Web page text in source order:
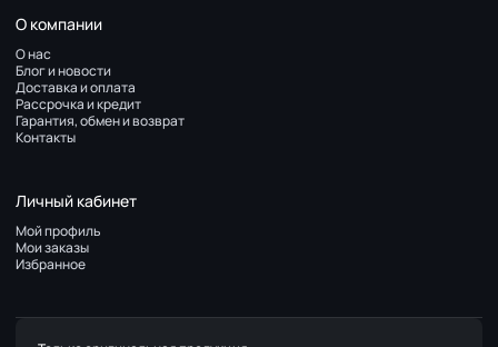
О компании
О нас
Блог и новости
Доставка и оплата
Рассрочка и кредит
Гарантия, обмен и возврат
Контакты
Личный кабинет
Мой профиль
Мои заказы
Избранное